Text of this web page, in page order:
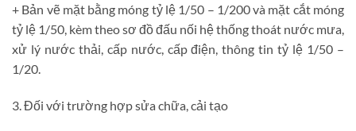
+ Bản vẽ mặt bằng móng tỷ lệ 1/50 – 1/200 và mặt cắt móng
tỷ lệ 1/50, kèm theo sơ đồ đấu nối hệ thống thoát nước mưa,
xử lý nước thải, cấp nước, cấp điện, thông tin tỷ lệ 1/50 –
1/20.
3. Đối với trường hợp sửa chữa, cải tạo